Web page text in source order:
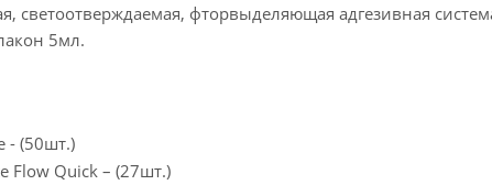
фторвыделяющая адгезивная
5мл.
- (50шт.)
Flow Quick – (27шт.)